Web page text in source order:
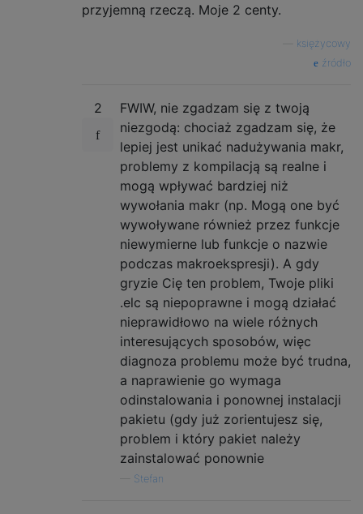
przyjemną rzeczą. Moje 2 centy.
księżycowy
źródło
2
FWIW, nie zgadzam się z twoją
niezgodą: chociaż zgadzam się, że
lepiej jest unikać nadużywania makr,
problemy z kompilacją są realne i
mogą wpływać bardziej niż
wywołania makr (np. Mogą one być
wywoływane również przez funkcje
niewymierne lub funkcje o nazwie
podczas makroekspresji). A gdy
gryzie Cię ten problem, Twoje pliki
.elc są niepoprawne i mogą działać
nieprawidłowo na wiele różnych
interesujących sposobów, więc
diagnoza problemu może być trudna,
a naprawienie go wymaga
odinstalowania i ponownej instalacji
pakietu (gdy już zorientujesz się,
problem i który pakiet należy
zainstalować ponownie
Stefan